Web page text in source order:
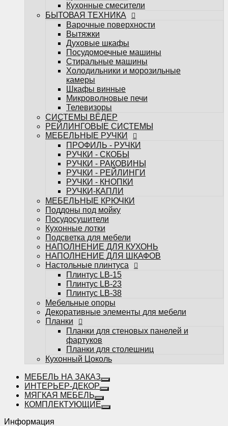
ПРОФИЛЬ - РУЧКИ
РУЧКИ - СКОБЫ
РУЧКИ - РАКОВИНЫ
РУЧКИ - РЕЙЛИНГИ
РУЧКИ - КНОПКИ
РУЧКИ-КАПЛИ
МЕБЕЛЬНЫЕ КРЮЧКИ
Поддоны под мойку
Посудосушители
Кухонные лотки
Подсветка для мебели
НАПОЛНЕНИЕ ДЛЯ КУХОНЬ
НАПОЛНЕНИЕ ДЛЯ ШКАФОВ
Настольные плинтуса
Плинтус LB-15
Плинтус LB-23
Плинтус LB-38
Мебельные опоры
Декоративные элементы для мебели
Планки
Планки для стеновых панелей и
фартуков
Планки для столешниц
Кухонный Цоколь
Избранное
Сравнение
Вы смотрели
Кухонные смесители
БЫТОВАЯ ТЕХНИКА
Варочные поверхности
Вытяжки
Духовые шкафы
Посудомоечные машины
Стиральные машины
Холодильники и морозильные
камеры
Шкафы винные
Микроволновые печи
Телевизоры
СИСТЕМЫ ВЁДЕР
РЕЙЛИНГОВЫЕ СИСТЕМЫ
МЕБЕЛЬНЫЕ РУЧКИ
ПРОФИЛЬ - РУЧКИ
РУЧКИ - СКОБЫ
РУЧКИ - РАКОВИНЫ
РУЧКИ - РЕЙЛИНГИ
РУЧКИ - КНОПКИ
РУЧКИ-КАПЛИ
МЕБЕЛЬНЫЕ КРЮЧКИ
Поддоны под мойку
Посудосушители
Кухонные лотки
Подсветка для мебели
НАПОЛНЕНИЕ ДЛЯ КУХОНЬ
НАПОЛНЕНИЕ ДЛЯ ШКАФОВ
Настольные плинтуса
Плинтус LB-15
Плинтус LB-23
Плинтус LB-38
Мебельные опоры
Декоративные элементы для мебели
Планки
Планки для стеновых панелей и
фартуков
Планки для столешниц
Кухонный Цоколь
МЕБЕЛЬ НА ЗАКАЗ
ИНТЕРЬЕР-ДЕКОР
МЯГКАЯ МЕБЕЛЬ
КОМПЛЕКТУЮЩИЕ
Информация